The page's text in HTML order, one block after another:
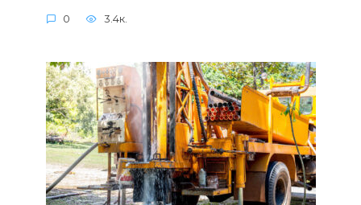
0 3.4к.